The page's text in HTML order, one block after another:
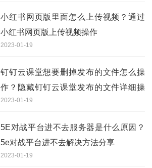
小红书网页版里面怎么上传视频？通过
小红书网页版上传视频操作
2023-01-19
钉钉云课堂想要删掉发布的文件怎么操
作？隐藏钉钉云课堂发布的文件详细操
作步骤
2023-01-19
5E对战平台进不去服务器是什么原因？
5e对战平台进不去解决方法分享
2023-01-19